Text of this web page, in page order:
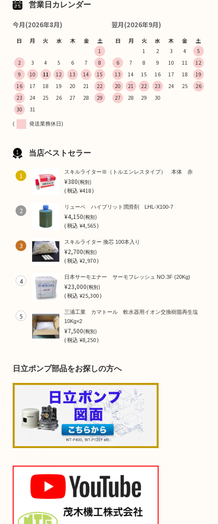
営業日カレンダー
今月(2026年8月)
日 月 火 水 木 金 土
1
2
3 4 5 6 7
8
9
10 11 12 13 14
15
16
17 18 19 20 21
22
23
24 25 26 27 28
29
30
31
翌月(2026年9月)
日 月 火 水 木 金 土
1 2 3 4
5
6
7 8 9 10 11
12
13
14 15 16 17 18
19
20
21 22 23 24 25
26
27
28 29 30
( 発送業務休日)
当店ベストセラー
1 スキルライターⅢ（トルエンレスタイプ） 本体 赤
¥380(税別)
(税込¥418 )
2 リューベ ハイブリット潤滑剤 LHL-X100-7
¥4,150(税別)
(税込¥4,565 )
3 スキルライター 換芯 100本入り
¥2,700(税別)
(税込¥2,970 )
4 日本サーモエナー サーモフレッシュ NO.3F (20Kg)
¥23,000(税別)
(税込¥25,300 )
5
三浦工業 カマトール 軟水器用イオン交換樹脂再生塩
10Kg×2
¥7,500(税別)
(税込¥8,250 )
日立ポンプ部品をお探しの方へ